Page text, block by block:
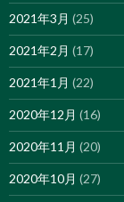
2021年3月 (25)
2021年2月 (17)
2021年1月 (22)
2020年12月 (16)
2020年11月 (20)
2020年10月 (27)